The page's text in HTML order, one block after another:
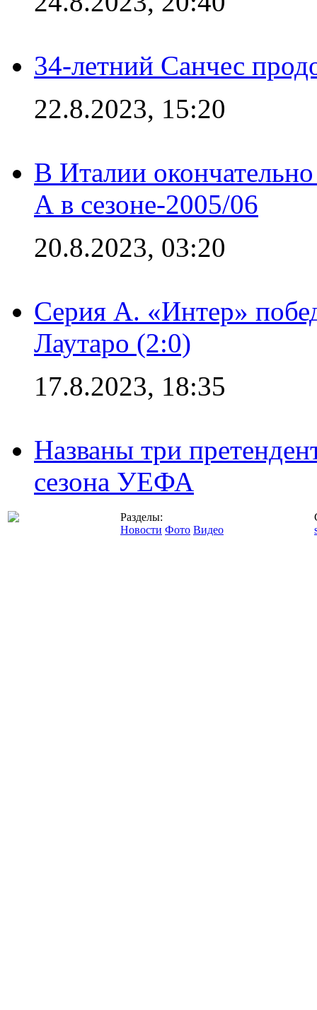
34-летний Санчес
22.8.2023, 15:20
В Италии
А в сезоне-2005/06
20.8.2023, 03:20
Серия А. «Интер»
Лаутаро (2:0)
17.8.2023, 18:35
Названы три
сезона УЕФА
Разделы:
Новости Фото Видео